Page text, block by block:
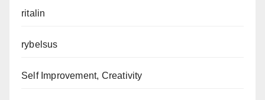
ritalin
rybelsus
Self Improvement, Creativity